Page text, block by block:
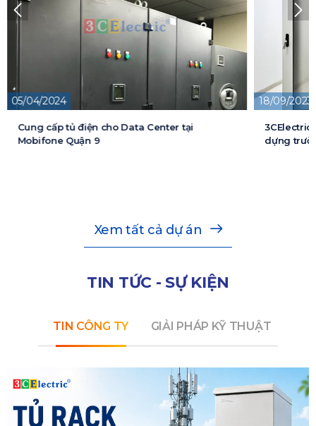
18/09/2023
3CElectric cung cấp tủ điện cho Dự án xây
dựng trường đại học FPT
13/05/2026
Cung cấp
cấp
Xem tất cả dự án
TIN TỨC - SỰ KIỆN
TIN CÔNG TY GIẢI PHÁP KỸ THUẬT